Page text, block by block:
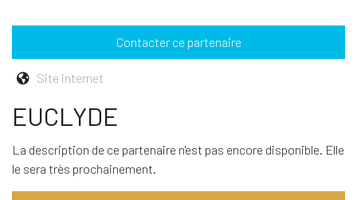
Contacter ce partenaire
Site internet
EUCLYDE
La description de ce partenaire n'est pas encore disponible. Elle
le sera très prochainement.